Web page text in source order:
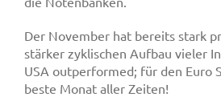
Der November hat bereits stark
stärker zyklischen Aufbau vieler
USA outperformed; für den Euro
beste Monat aller Zeiten!